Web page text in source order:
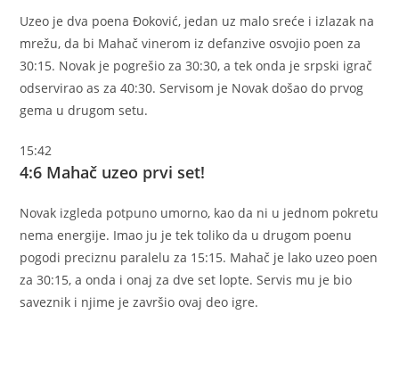
Uzeo je dva poena Đoković, jedan uz malo sreće i izlazak na
mrežu, da bi Mahač vinerom iz defanzive osvojio poen za
30:15. Novak je pogrešio za 30:30, a tek onda je srpski igrač
odservirao as za 40:30. Servisom je Novak došao do prvog
gema u drugom setu.
15:42
4:6 Mahač uzeo prvi set!
Novak izgleda potpuno umorno, kao da ni u jednom pokretu
nema energije. Imao ju je tek toliko da u drugom poenu
pogodi preciznu paralelu za 15:15. Mahač je lako uzeo poen
za 30:15, a onda i onaj za dve set lopte. Servis mu je bio
saveznik i njime je završio ovaj deo igre.